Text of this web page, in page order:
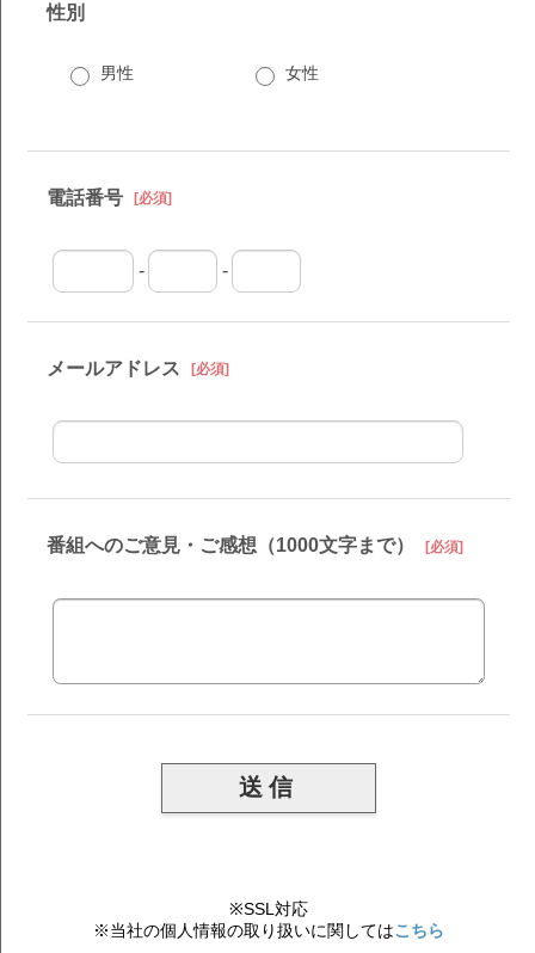
性別
男性 女性
電話番号 [必須]
- -
メールアドレス [必須]
番組へのご意見・ご感想（1000文字まで） [必須]
※SSL対応
※当社の個人情報の取り扱いに関してはこちら